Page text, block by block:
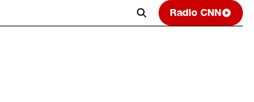
Radio CNN